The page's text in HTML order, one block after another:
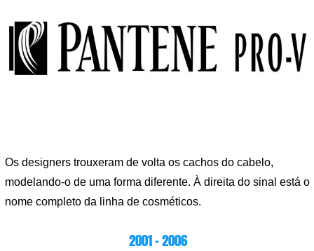
Os designers trouxeram de volta os cachos do cabelo,
modelando-o de uma forma diferente. À direita do sinal está o
nome completo da linha de cosméticos.
2001 – 2006